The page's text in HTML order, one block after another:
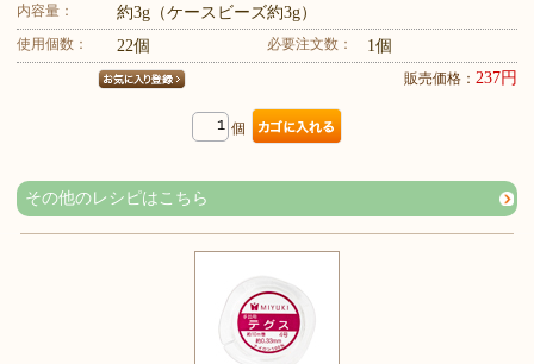
内容量： 約3g（ケースビーズ約3g）
使用個数： 22個 必要注文数： 1個
販売価格： 237円
個
その他のレシピはこちら